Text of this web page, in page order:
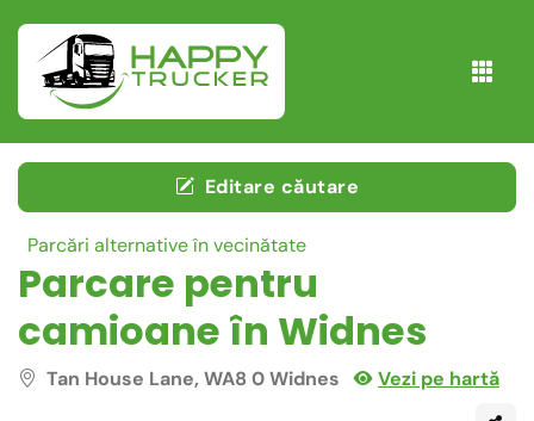
Editare căutare
Parcări alternative în vecinătate
Parcare pentru
camioane în Widnes
Tan House Lane, WA8 0 Widnes Vezi pe hartă